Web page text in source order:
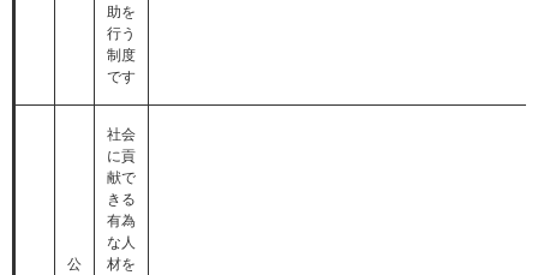
助を
行う
制度
です
公
社会
に貢
献で
きる
有為
な人
材を